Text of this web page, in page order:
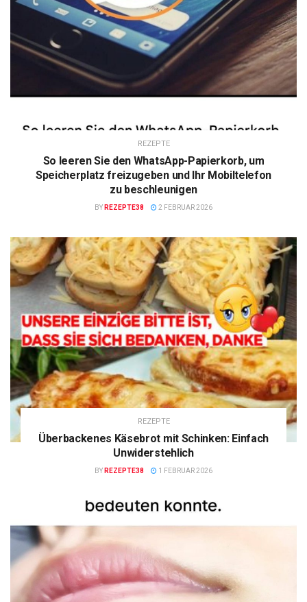
REZEPTE
So leeren Sie den WhatsApp-Papierkorb, um
Speicherplatz freizugeben und Ihr Mobiltelefon
zu beschleunigen
BY REZEPTE38 2 FEBRUAR 2026
REZEPTE
Überbackenes Käsebrot mit Schinken: Einfach
Unwiderstehlich
BY REZEPTE38 1 FEBRUAR 2026